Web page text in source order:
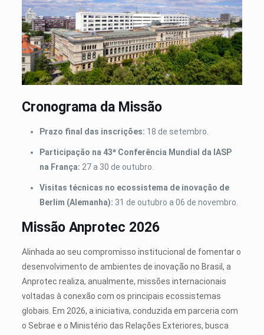
Cronograma da Missão
Prazo final das inscrições: 18 de setembro.
Participação na 43ª Conferência Mundial da IASP
na França: 27 a 30 de outubro.
Visitas técnicas no ecossistema de inovação de
Berlim (Alemanha): 31 de outubro a 06 de novembro.
Missão Anprotec 2026
Alinhada ao seu compromisso institucional de fomentar o
desenvolvimento de ambientes de inovação no Brasil, a
Anprotec realiza, anualmente, missões internacionais
voltadas à conexão com os principais ecossistemas
globais. Em 2026, a iniciativa, conduzida em parceria com
o Sebrae e o Ministério das Relações Exteriores, busca